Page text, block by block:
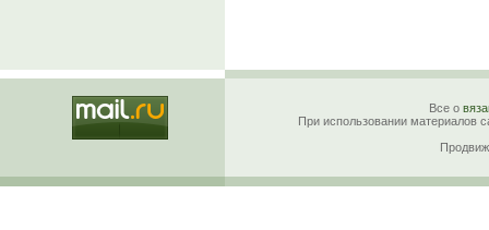
Все о
При использовании материалов